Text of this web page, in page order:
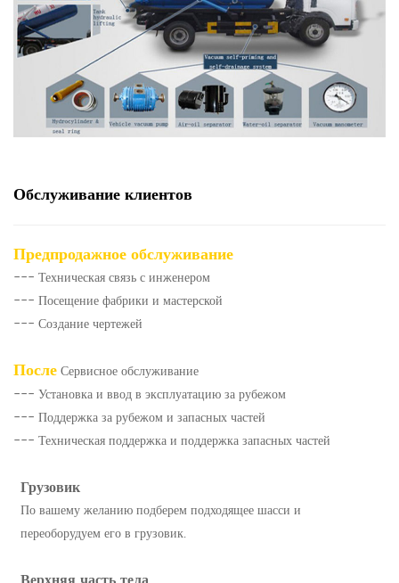
Обслуживание клиентов
Предпродажное обслуживание
--- Техническая связь с инженером
--- Посещение фабрики и мастерской
--- Создание чертежей
ПослеСервисное обслуживание
--- Установка и ввод в эксплуатацию за рубежом
--- Поддержка за рубежом и запасных частей
--- Техническая поддержка и поддержка запасных частей
Грузовик
По вашему желанию подберем подходящее шасси и
переоборудуем его в грузовик.